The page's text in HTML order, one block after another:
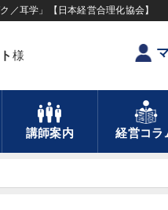
／耳学」【日本経営合理化協会】
様
講師案内 経営コラ